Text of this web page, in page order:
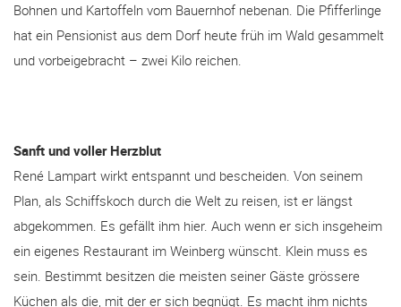
Bohnen und Kartoffeln vom Bauernhof nebenan. Die Pfifferlinge
hat ein Pensionist aus dem Dorf heute früh im Wald gesammelt
und vorbeigebracht – zwei Kilo reichen.
Sanft und voller Herzblut
René Lampart wirkt entspannt und bescheiden. Von seinem
Plan, als Schiffskoch durch die Welt zu reisen, ist er längst
abgekommen. Es gefällt ihm hier. Auch wenn er sich insgeheim
ein eigenes Restaurant im Weinberg wünscht. Klein muss es
sein. Bestimmt besitzen die meisten seiner Gäste grössere
Küchen als die, mit der er sich begnügt. Es macht ihm nichts